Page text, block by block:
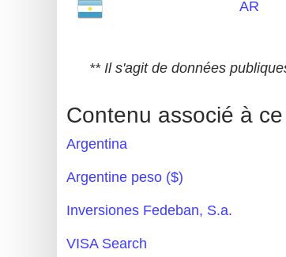
Generate
Card
BIN
Card
Checker
What
AR
** Il s'agit de données
Contenu associé à
Argentina
Argentine peso ($)
Inversiones Fedeban, S.a.
VISA Search